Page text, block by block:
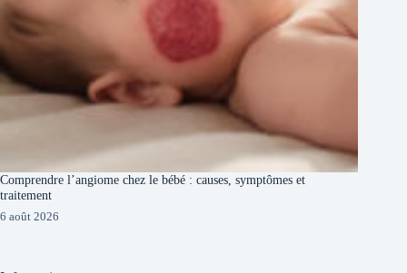
Comprendre l’angiome chez le bébé : causes, symptômes et
traitement
6 août 2026